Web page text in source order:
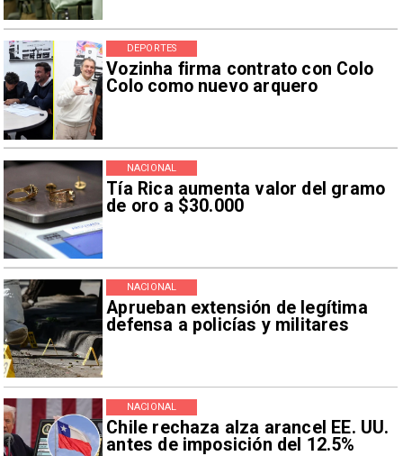
Vozinha firma contrato con Colo
Colo como nuevo arquero
DEPORTES
Tía Rica aumenta valor del gramo
de oro a $30.000
NACIONAL
Aprueban extensión de legítima
defensa a policías y militares
NACIONAL
Chile rechaza alza arancel EE. UU.
antes de imposición del 12.5%
NACIONAL